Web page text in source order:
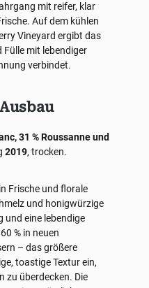
mit reifer, klar
Auf dem kühlen
Vineyard ergibt das
Fülle mit lebendiger
verbindet.
31 % Roussanne und
2019, trocken.
Frische und florale
und honigwürzige
und eine lebendige
% in neuen
– das größere
toastige Textur ein,
zu überdecken. Die